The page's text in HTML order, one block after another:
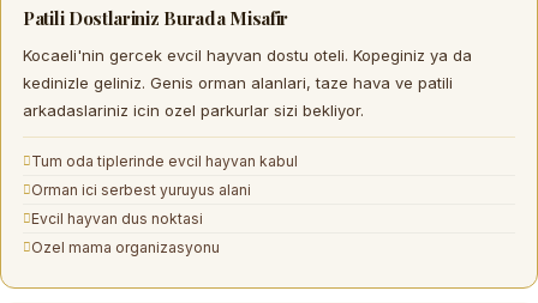
Patili Dostlariniz Burada Misafir
Kocaeli'nin gercek evcil hayvan dostu oteli. Kopeginiz ya da
kedinizle geliniz. Genis orman alanlari, taze hava ve patili
arkadaslariniz icin ozel parkurlar sizi bekliyor.
Tum oda tiplerinde evcil hayvan kabul
Orman ici serbest yuruyus alani
Evcil hayvan dus noktasi
Ozel mama organizasyonu